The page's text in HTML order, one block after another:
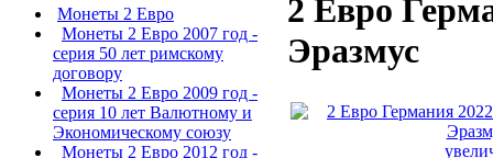
Монеты 2 Евро
Монеты 2 Евро 2007 год -
серия 50 лет римскому
договору
Монеты 2 Евро 2009 год -
серия 10 лет Валютному и
Экономическому союзу
Монеты 2 Евро 2012 год -
2 Евро
Эразмус